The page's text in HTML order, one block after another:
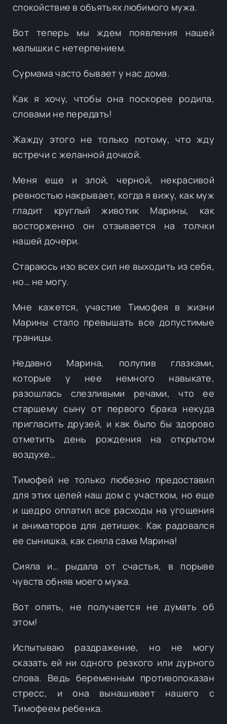
спокойствие в объятьях любимого мужа.
Вот теперь мы ждем появления нашей
малышки с нетерпением.
Сурмама часто бывает у нас дома.
Как я хочу, чтобы она поскорее родила,
словами не передать!
Жажду этого не только потому, что жду
встречи с желанной дочкой.
Меня еще и злой, черной, некрасивой
ревностью накрывает, когда я вижу, как муж
гладит круглый животик Марины, как
восторженно он отзывается на толчки
нашей дочери.
Стараюсь изо всех сил не выходить из себя,
но… не могу.
Мне кажется, участие Тимофея в жизни
Марины стало превышать все допустимые
границы.
Недавно Марина, полупив глазками,
которые у нее немного навыкате,
разошлась слезливыми речами, что ее
старшему сыну от первого брака некуда
пригласить друзей, и как было бы здорово
отметить день рождения на открытом
воздухе…
Тимофей не только любезно предоставил
для этих целей наш дом с участком, но еще
и щедро оплатил все расходы на угощения
и аниматоров для детишек. Как радовался
ее сынишка, как сияла сама Марина!
Сияла и… рыдала от счастья, в порыве
чувств обняв моего мужа.
Вот опять, не получается не думать об
этом!
Испытываю раздражение, но не могу
сказать ей ни одного резкого или дурного
слова. Ведь беременным противопоказан
стресс, и она вынашивает нашего с
Тимофеем ребенка.